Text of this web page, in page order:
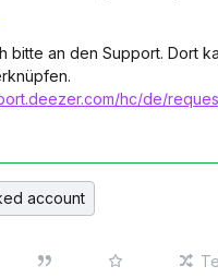
bitte an den Support. Dort
hc/de/
account